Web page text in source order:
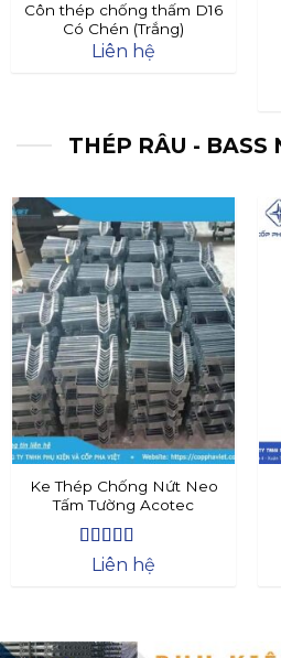
Côn thép chống thấm D16
Có Chén (Trắng)
Liên hệ
THÉP RÂU - BASS
Ke Thép Chống Nứt Neo
Tấm Tường Acotec
Được xếp
Liên hệ